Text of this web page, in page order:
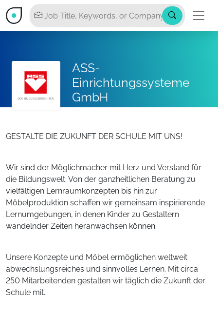
ASS-
Einrichtungssysteme
GmbH
GESTALTE DIE ZUKUNFT DER SCHULE MIT UNS!
Wir sind der Möglichmacher mit Herz und Verstand für
die Bildungswelt. Von der ganzheitlichen Beratung zu
vielfältigen Lernraumkonzepten bis hin zur
Möbelproduktion schaffen wir gemeinsam inspirierende
Lernumgebungen, in denen Kinder zu Gestaltern
wandelnder Zeiten heranwachsen können.
Unsere Konzepte und Möbel ermöglichen weltweit
abwechslungsreiches und sinnvolles Lernen. Mit circa
250 Mitarbeitenden gestalten wir täglich die Zukunft der
Schule mit.